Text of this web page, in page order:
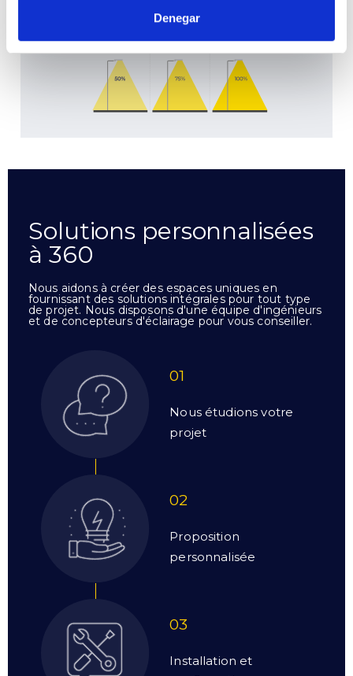
Denegar
Solutions personnalisées
à 360
Nous aidons à créer des espaces uniques en
fournissant des solutions intégrales pour tout type
de projet. Nous disposons d'une équipe d'ingénieurs
et de concepteurs d'éclairage pour vous conseiller.
01
Nous étudions votre
projet
02
Proposition
personnalisée
03
Installation et